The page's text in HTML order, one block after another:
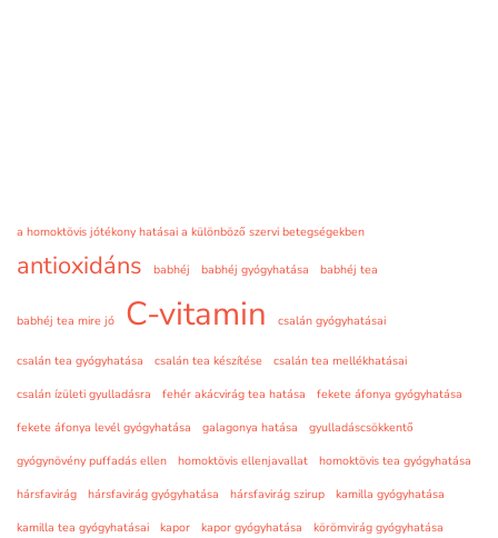
a homoktövis jótékony hatásai a különböző szervi betegségekben
antioxidáns babhéj babhéj gyógyhatása babhéj tea
babhéj tea mire jó C-vitamin csalán gyógyhatásai
csalán tea gyógyhatása csalán tea készítése
csalán tea mellékhatásai
csalán ízületi gyulladásra
fehér akácvirág tea hatása
fekete áfonya gyógyhatása
fekete áfonya levél gyógyhatása
galagonya hatása
gyulladáscsökkentő
gyógynövény puffadás ellen
homoktövis ellenjavallat
homoktövis tea gyógyhatása
hársfavirág
hársfavirág gyógyhatása hársfavirág szirup
kamilla gyógyhatása
kamilla tea gyógyhatásai
kapor kapor gyógyhatása
körömvirág gyógyhatása